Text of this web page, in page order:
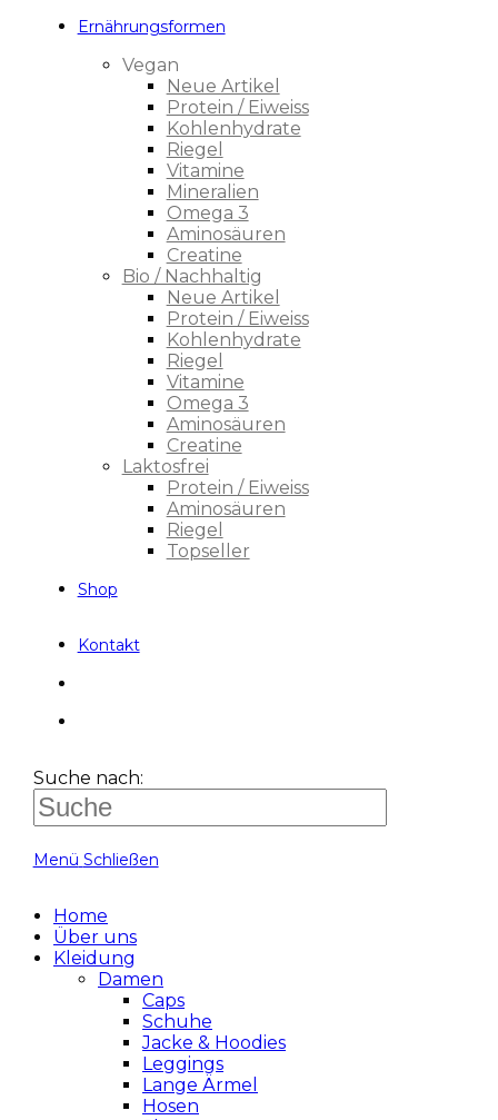
Ernährungsformen
Vegan
Neue Artikel
Protein / Eiweiss
Kohlenhydrate
Riegel
Vitamine
Mineralien
Omega 3
Aminosäuren
Creatine
Bio / Nachhaltig
Neue Artikel
Protein / Eiweiss
Kohlenhydrate
Riegel
Vitamine
Omega 3
Aminosäuren
Creatine
Laktosfrei
Protein / Eiweiss
Aminosäuren
Riegel
Topseller
Shop
Kontakt
Suche nach:
Menü Schließen
Home
Über uns
Kleidung
Damen
Caps
Schuhe
Jacke & Hoodies
Leggings
Lange Ärmel
Hosen